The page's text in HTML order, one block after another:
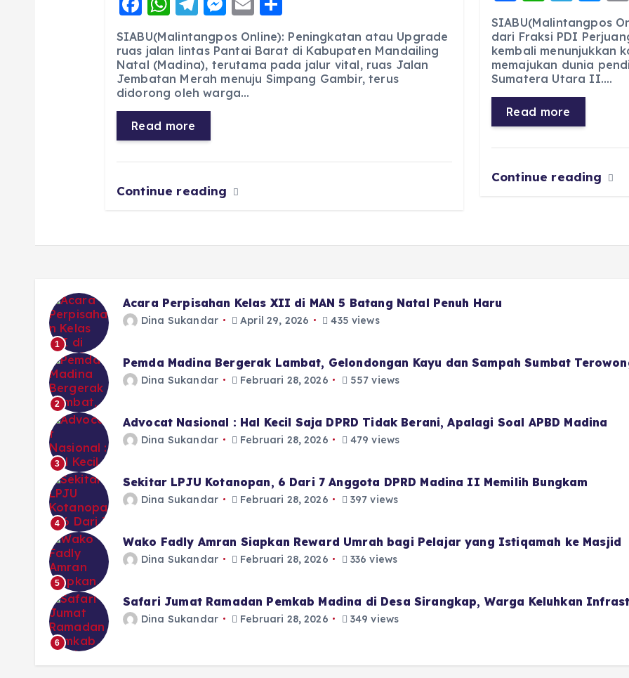
a
c
e
b
o
o
k
h
a
ts
A
p
p
e
g
r
a
m
ss
e
n
m
ai
l
h
a
re
SIABU(Malintangpos Online): Peningkatan atau Upgrade
ruas jalan lintas Pantai Barat di Kabupaten Mandailing
Natal (Madina), terutama pada jalur vital, ruas Jalan
Jembatan Merah menuju Simpang Gambir, terus
didorong oleh warga…
Read more
Continue reading
a
c
e
b
o
o
k
h
a
ts
A
p
p
e
g
r
a
m
ss
e
n
SIABU(Malintangpos
dari Fraksi PDI
kembali menunjukkan
memajukan dunia
Sumatera Utara II.…
Read more
Continue reading
1
Acara Perpisahan Kelas XII di MAN 5 Batang Natal Penuh Haru
Dina Sukandar April 29, 2026 435 views
2
Pemda Madina Bergerak Lambat, Gelondongan Kayu dan Sampah Sumbat
Dina Sukandar Februari 28, 2026 557 views
3
Advocat Nasional : Hal Kecil Saja DPRD Tidak Berani, Apalagi Soal APBD Madina
Dina Sukandar Februari 28, 2026 479 views
4
Sekitar LPJU Kotanopan, 6 Dari 7 Anggota DPRD Madina II Memilih Bungkam
Dina Sukandar Februari 28, 2026 397 views
5
Wako Fadly Amran Siapkan Reward Umrah bagi Pelajar yang Istiqamah ke Masjid
Dina Sukandar Februari 28, 2026 336 views
6
Safari Jumat Ramadan Pemkab Madina di Desa Sirangkap, Warga Keluhkan
Dina Sukandar Februari 28, 2026 349 views